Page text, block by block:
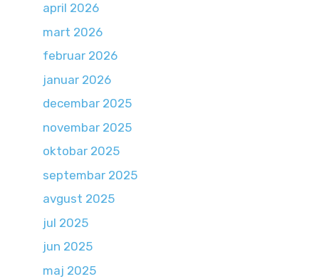
april 2026
mart 2026
februar 2026
januar 2026
decembar 2025
novembar 2025
oktobar 2025
septembar 2025
avgust 2025
jul 2025
jun 2025
maj 2025